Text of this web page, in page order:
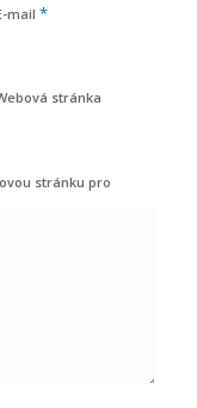
mail *
stránka
stránku pro